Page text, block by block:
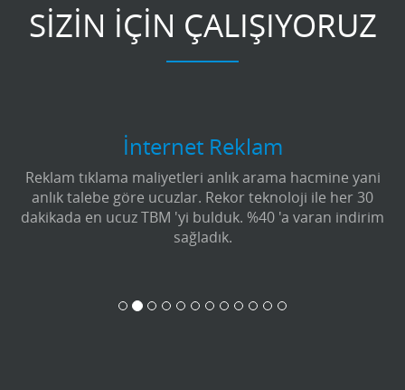
SİZİN İÇİN ÇALIŞIYORUZ
İnternet Reklam
Reklam tıklama maliyetleri anlık arama hacmine yani
anlık talebe göre ucuzlar. Rekor teknoloji ile her 30
dakikada en ucuz TBM 'yi bulduk. %40 'a varan indirim
sağladık.